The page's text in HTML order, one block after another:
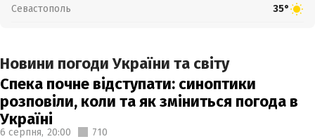
Севастополь 35°
Новини погоди України та світу
Спека почне відступати: синоптики
розповіли, коли та як зміниться погода в
Україні
6 серпня, 20:00 710